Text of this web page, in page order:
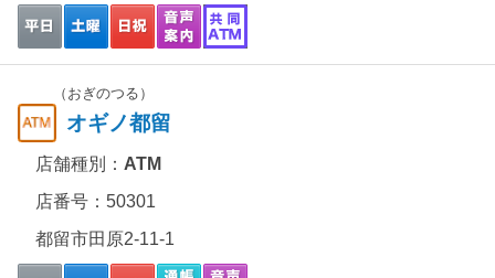
（おぎのつる）
オギノ都留
店舗種別： ATM
店番号：50301
都留市田原2-11-1